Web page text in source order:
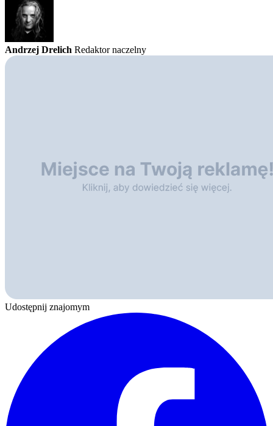
Andrzej Drelich Redaktor naczelny
Udostępnij znajomym